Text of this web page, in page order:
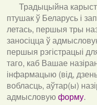
Традыцыйна
птушак ў Беларусь і
летась, першыя тры
заносіцца ў
першыя рэгістрацыі
таго, каб Вашае
інфармацыю (від,
вобласць, аўтар(ы)
адмысловуюформу.